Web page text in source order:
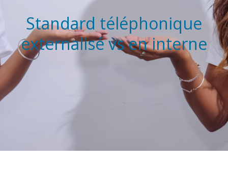
Standard téléphonique
externalisé vs en interne